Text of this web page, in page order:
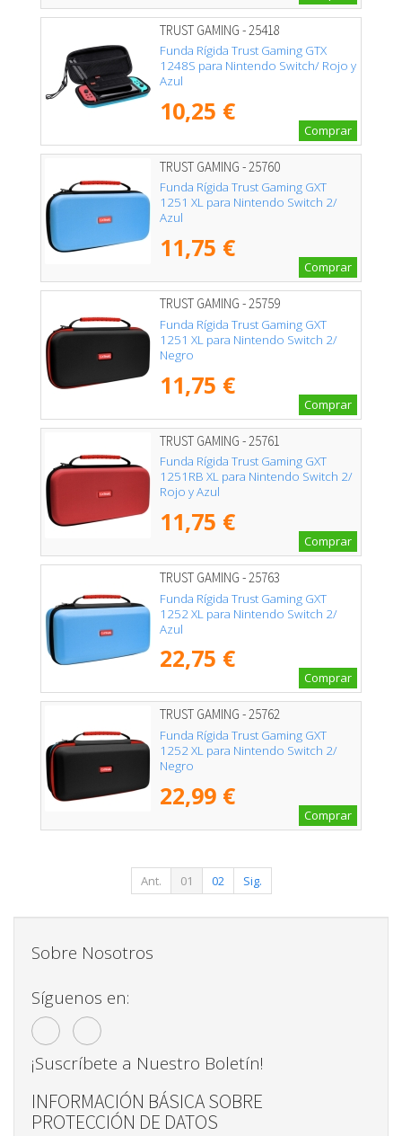
TRUST GAMING - 25418
Funda Rígida Trust Gaming GTX
1248S para Nintendo Switch/ Rojo y
Azul
10,25 €
Comprar
TRUST GAMING - 25760
Funda Rígida Trust Gaming GXT
1251 XL para Nintendo Switch 2/
Azul
11,75 €
Comprar
TRUST GAMING - 25759
Funda Rígida Trust Gaming GXT
1251 XL para Nintendo Switch 2/
Negro
11,75 €
Comprar
TRUST GAMING - 25761
Funda Rígida Trust Gaming GXT
1251RB XL para Nintendo Switch 2/
Rojo y Azul
11,75 €
Comprar
TRUST GAMING - 25763
Funda Rígida Trust Gaming GXT
1252 XL para Nintendo Switch 2/
Azul
22,75 €
Comprar
TRUST GAMING - 25762
Funda Rígida Trust Gaming GXT
1252 XL para Nintendo Switch 2/
Negro
22,99 €
Comprar
Ant. 01 02 Sig.
Sobre Nosotros
Síguenos en:
¡Suscríbete a Nuestro Boletín!
INFORMACIÓN BÁSICA SOBRE
PROTECCIÓN DE DATOS